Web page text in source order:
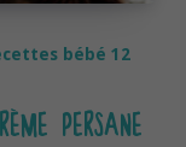
bébé 12
PERSANE